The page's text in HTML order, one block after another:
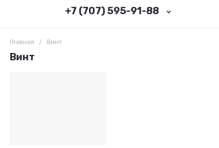
+7 (707) 595-91-88
Главная / Винт
Винт